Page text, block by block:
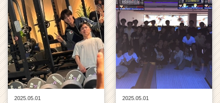
2025.05.01
2025.05.01